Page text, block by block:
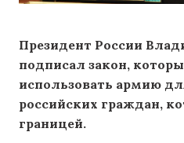
Президент России
подписал закон,
использовать армию
российских граждан,
границей.